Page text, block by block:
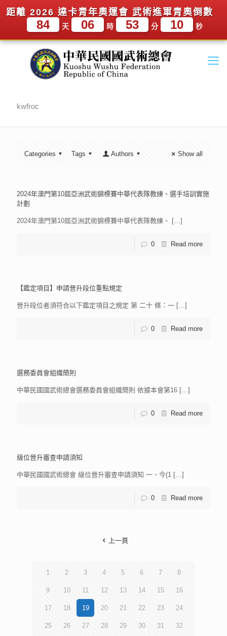
距離 2026 達卡青年奧運會 武術進軍青奧倒數
84 天 06 時 53 分 10 秒
kwfroc
Categories Tags Authors Show all
2024年澳門第10屆亞洲武術錦標賽中華代表隊教練、選手培訓實施
計劃
2024年澳門第10屆亞洲武術錦標賽中華代表隊教練、 […]
0 Read more
【鑑定項目】申請晉升段位重點規定
晉升段位者須符合以下鑑定項目之規定 第 二十 條：一 […]
0 Read more
選務委員會組織簡則
中華民國國武術總會選務委員會組織簡則 依據本會第16 […]
0 Read more
級位晉升審查申請須知
中華民國國武術總會 級位晉升審查申請須知 一、今(1 […]
0 Read more
上一頁
1 2 3 4 5 6 7 8
9 10 11 12 13 14 15 16
17 18 19 20 21 22 23 24
25 26 27 28 29 30 31 32